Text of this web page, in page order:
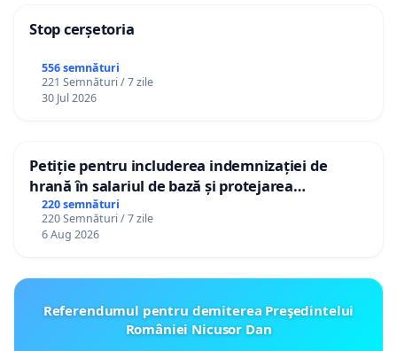
Stop cerșetoria
556 semnături
221 Semnături / 7 zile
30 Jul 2026
Petiție pentru includerea indemnizației de
hrană în salariul de bază și protejarea
gradațiilor de vechime pentru asistenții
personali
220 semnături
220 Semnături / 7 zile
6 Aug 2026
Referendumul pentru demiterea Preşedintelui
României Nicusor Dan